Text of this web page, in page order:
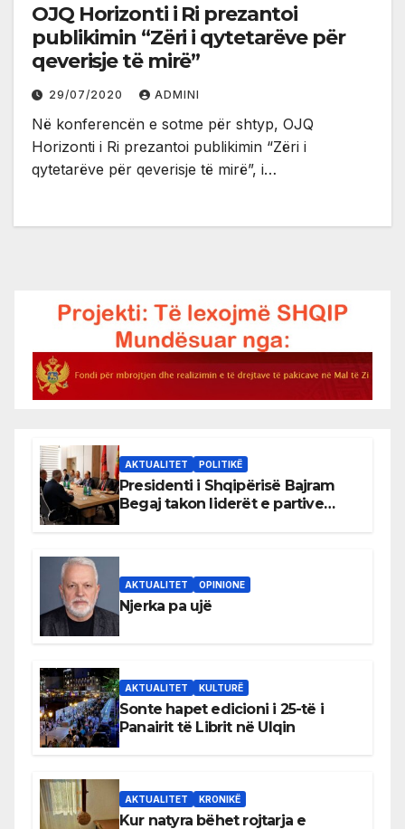
OJQ Horizonti i Ri prezantoi
publikimin “Zëri i qytetarëve për
qeverisje të mirë”
29/07/2020 ADMINI
Në konferencën e sotme për shtyp, OJQ
Horizonti i Ri prezantoi publikimin “Zëri i
qytetarëve për qeverisje të mirë”, i…
AKTUALITET POLITIKË
Presidenti i Shqipërisë Bajram
Begaj takon liderët e partive
AKTUALITET OPINIONE
Njerka pa ujë
AKTUALITET KULTURË
Sonte hapet edicioni i 25-të i
Panairit të Librit në Ulqin
AKTUALITET KRONIKË
Kur natyra bëhet rojtarja e